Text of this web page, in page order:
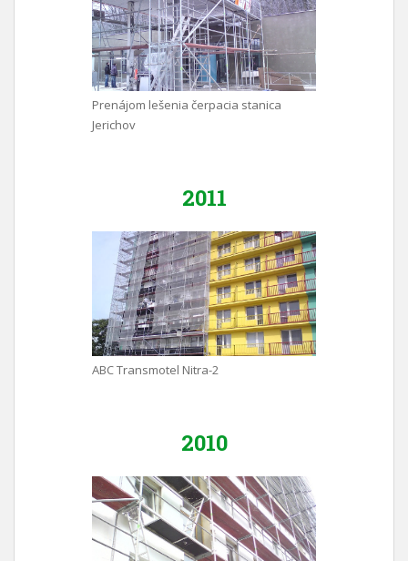
Prenájom lešenia čerpacia stanica
Jerichov
2011
ABC Transmotel Nitra-2
2010